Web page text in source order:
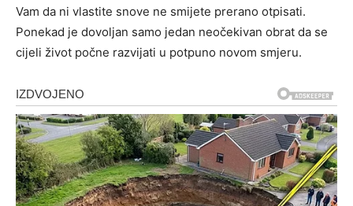
Vam da ni vlastite snove ne smijete prerano otpisati.
Ponekad je dovoljan samo jedan neočekivan obrat da se
cijeli život počne razvijati u potpuno novom smjeru.